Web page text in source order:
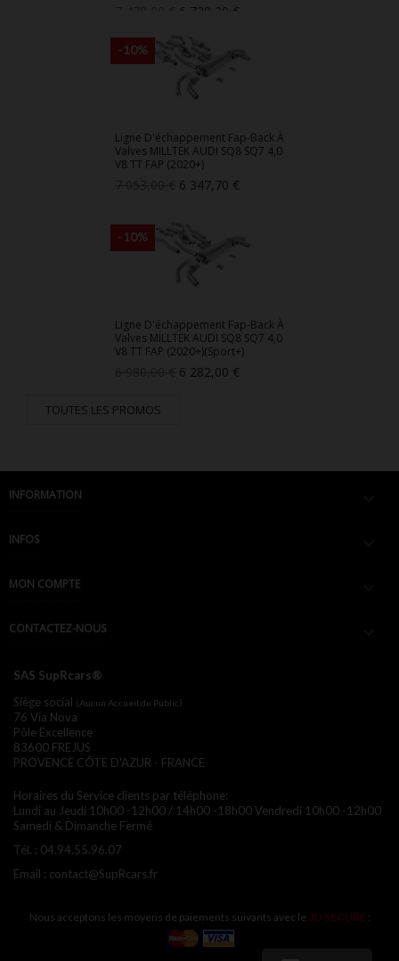
base
Prix
6 730,20 €
Ligne D'échappement Fap-Back À
Valves MILLTEK AUDI SQ8 SQ7 4,0
V8 TT FAP (2020+)
Prix
6 347,70 €
-10%
Ligne D'échappement Fap-Back À
Valves MILLTEK AUDI SQ8 SQ7 4,0
V8 TT FAP (2020+)(Sport+)
base
Prix
6 282,00 €
-10%
TOUTES LES PROMOS
INFORMATION
INFOS
MON COMPTE
CONTACTEZ-NOUS
SAS SupRcars®
Siège social (Aucun Accueil du Public)
76 Via Nova
Pôle Excellence
83600 FREJUS
PROVENCE CÔTE D'AZUR - FRANCE
Horaires du Service clients par téléphone:
Lundi au Jeudi 10h00 -12h00 / 14h00 -18h00Vendredi 10h00 -12h00
Samedi & Dimanche Fermé
Tél. : 04.94.55.96.07
Email : contact@SupRcars.fr
Nous acceptons les moyens de paiements suivants avec le 3D SECURE :